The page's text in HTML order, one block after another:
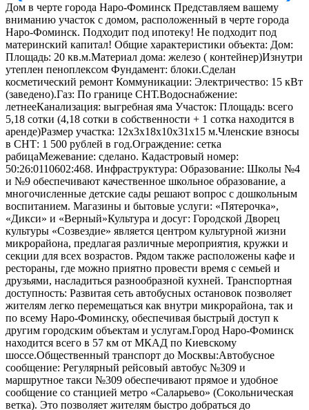
Дом в черте города Наро-Фоминск Представляем вашему
вниманию участок с домом, расположенный в черте города
Наро-Фоминск. Подходит под ипотеку! Не подходит под
материнский капитал! Общие характеристики объекта: Дом:
Площадь: 20 кв.м.Материал дома: железо ( контейнер)Изнутри
утеплен пеноплексом Фундамент: блоки.Сделан
косметический ремонт Коммуникации: Электричество: 15 кВт
(заведено).Газ: По границе СНТ.Водоснабжение:
летнееКанализация: выгребная яма Участок: Площадь: всего
5,18 сотки (4,18 сотки в собственности + 1 сотка находится в
аренде)Размер участка: 12х3х18х10х31х15 м.Членские взносы
в СНТ: 1 500 рублей в год.Ограждение: сетка
рабицаМежевание: сделано. Кадастровый номер:
50:26:0110602:468. Инфраструктура: Образование: Школы №4
и №9 обеспечивают качественное школьное образование, а
многочисленные детские сады решают вопрос с дошкольным
воспитанием. Магазины и бытовые услуги: «Пятерочка»,
«Дикси» и «Верный»Культура и досуг: Городской Дворец
культуры «Созвездие» является центром культурной жизни
микрорайона, предлагая различные мероприятия, кружки и
секции для всех возрастов. Рядом также расположены кафе и
рестораны, где можно приятно провести время с семьей и
друзьями, насладиться разнообразной кухней. Транспортная
доступность: Развитая сеть автобусных остановок позволяет
жителям легко перемещаться как внутри микрорайона, так и
по всему Наро-Фоминску, обеспечивая быстрый доступ к
другим городским объектам и услугам.Город Наро-Фоминск
находится всего в 57 км от МКАД по Киевскому
шоссе.Общественный транспорт до Москвы:Автобусное
сообщение: Регулярный рейсовый автобус №309 и
маршрутное такси №309 обеспечивают прямое и удобное
сообщение со станцией метро «Саларьево» (Сокольническая
ветка). Это позволяет жителям быстро добраться до